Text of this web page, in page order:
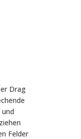
Drag
Felder